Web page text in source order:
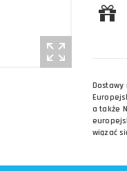
a także
wiązać